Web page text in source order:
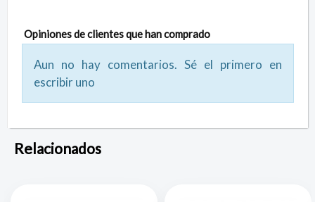
Opiniones de clientes que han comprado
Aun no hay comentarios. Sé el primero en
escribir uno
Relacionados